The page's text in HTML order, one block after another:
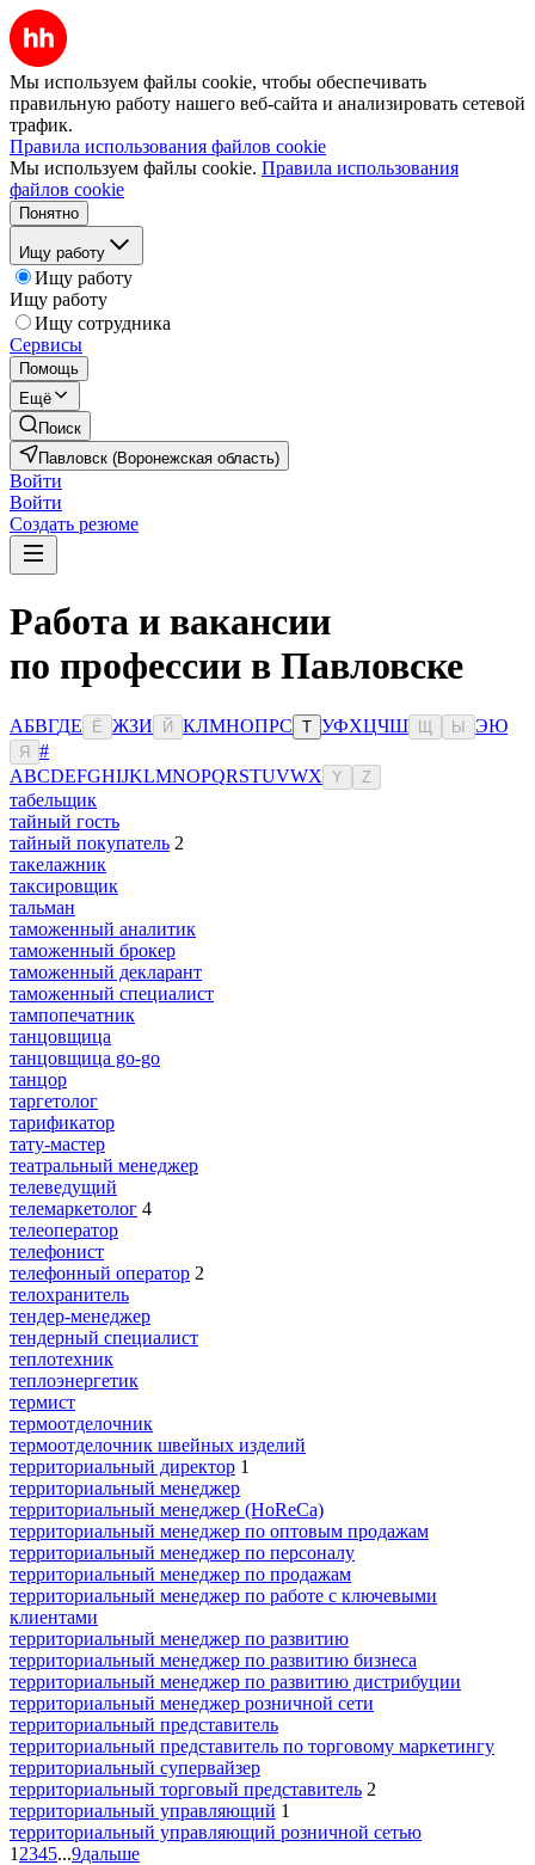
Мы используем файлы cookie, чтобы обеспечивать
правильную работу нашего веб-сайта и анализировать сетевой
трафик.
Правила использования файлов cookie
Мы используем файлы cookie. Правила использования
файлов cookie
Понятно
Ищу работу
Ищу работу
Ищу работу
Ищу сотрудника
Сервисы
Помощь
Ещё
Поиск
Павловск (Воронежская область)
Войти
Войти
Создать резюме
Работа и вакансии
по профессии в Павловске
АБВГДЕ Ё ЖЗИ Й КЛМНОПРС Т УФХЦЧШ Ы ЭЮ
Я
#
ABCDEFGHIJKLMNOPQRSTUVWX Y Z
табельщик
тайный гость
тайный покупатель 2
такелажник
таксировщик
тальман
таможенный аналитик
таможенный брокер
таможенный декларант
таможенный специалист
тампопечатник
танцовщица
танцовщица go-go
танцор
таргетолог
тарификатор
тату-мастер
театральный менеджер
телеведущий
телемаркетолог 4
телеоператор
телефонист
телефонный оператор 2
телохранитель
тендер-менеджер
тендерный специалист
теплотехник
теплоэнергетик
термист
термоотделочник
термоотделочник швейных изделий
территориальный директор 1
территориальный менеджер
территориальный менеджер (HoReCa)
территориальный менеджер по оптовым продажам
территориальный менеджер по персоналу
территориальный менеджер по продажам
территориальный менеджер по работе с ключевыми
клиентами
территориальный менеджер по развитию
территориальный менеджер по развитию бизнеса
территориальный менеджер по развитию дистрибуции
территориальный менеджер розничной сети
территориальный представитель
территориальный представитель по торговому маркетингу
территориальный супервайзер
территориальный торговый представитель 2
территориальный управляющий 1
территориальный управляющий розничной сетью
1 2345...9дальше